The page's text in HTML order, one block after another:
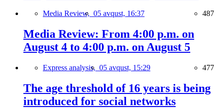
Media Review, 05 avqust, 16:37 487
Media Review: From 4:00 p.m. on
August 4 to 4:00 p.m. on August 5
Express analysis, 05 avqust, 15:29 477
The age threshold of 16 years is being
introduced for social networks